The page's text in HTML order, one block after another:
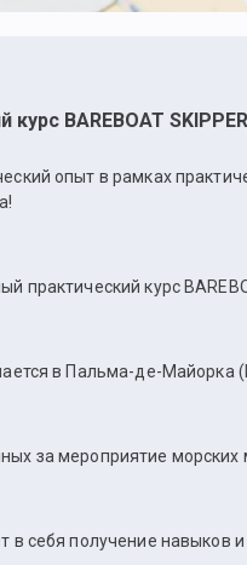
BAREBOAT
опыт в рамках
практический курс
в Пальма-де-Майорка
за мероприятие морских
в себя получение навыков и